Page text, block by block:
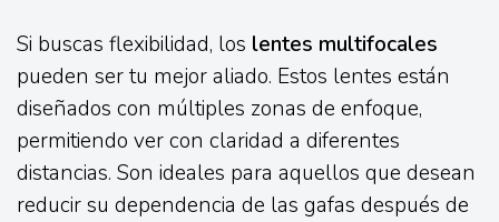
Si buscas flexibilidad, los lentes multifocales
pueden ser tu mejor aliado. Estos lentes están
diseñados con múltiples zonas de enfoque,
permitiendo ver con claridad a diferentes
distancias. Son ideales para aquellos que desean
reducir su dependencia de las gafas después de